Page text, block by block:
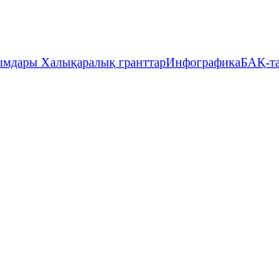
Халықаралық гранттарИнфографикаБАҚ-